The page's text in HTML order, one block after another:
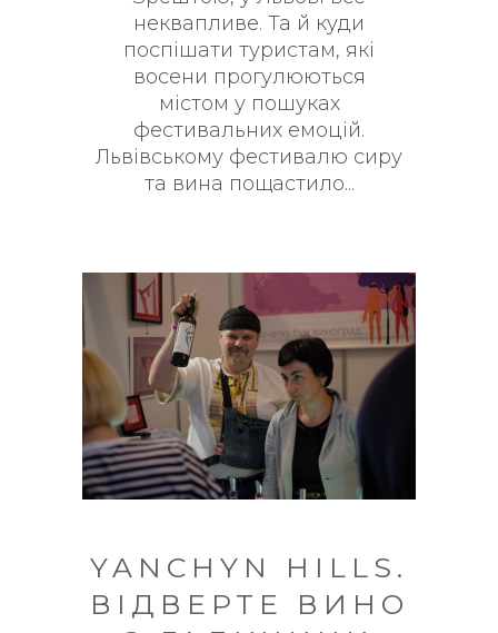
неквапливе. Та й куди
поспішати туристам, які
восени прогулюються
містом у пошуках
фестивальних емоцій.
Львівському фестивалю сиру
та вина пощастило
YANCHYN HILLS.
ВІДВЕРТЕ ВИНО